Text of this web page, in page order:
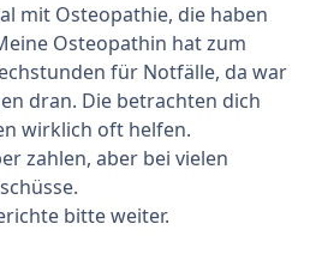
mit Osteopathie, die haben
Osteopathin hat zum
für Notfälle, da war
dran. Die betrachten dich
wirklich oft helfen.
zahlen, aber bei vielen
bitte weiter.